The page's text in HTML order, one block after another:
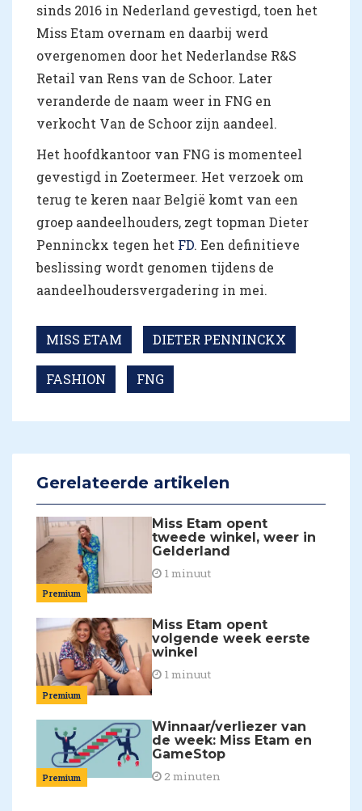
sinds 2016 in Nederland gevestigd, toen het
Miss Etam overnam en daarbij werd
overgenomen door het Nederlandse R&S
Retail van Rens van de Schoor. Later
veranderde de naam weer in FNG en
verkocht Van de Schoor zijn aandeel.
Het hoofdkantoor van FNG is momenteel
gevestigd in Zoetermeer. Het verzoek om
terug te keren naar België komt van een
groep aandeelhouders, zegt topman Dieter
Penninckx tegen het FD. Een definitieve
beslissing wordt genomen tijdens de
aandeelhoudersvergadering in mei.
MISS ETAM DIETER PENNINCKX
FASHION FNG
Gerelateerde artikelen
Premium
Miss Etam opent
tweede winkel, weer in
Gelderland
1 minuut
Premium
Miss Etam opent
volgende week eerste
winkel
1 minuut
Premium
Winnaar/verliezer van
de week: Miss Etam en
GameStop
2 minuten